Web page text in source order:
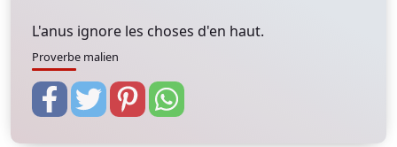
L'anus ignore les choses d'en haut.
Proverbe malien